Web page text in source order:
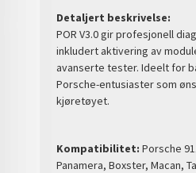
Detaljert beskrivelse:
POR V3.0 gir profesjonell
inkludert aktivering av
avanserte tester. Ideelt for
Porsche-entusiaster som
kjøretøyet.
Kompatibilitet: Porsche
Panamera, Boxster, Macan,